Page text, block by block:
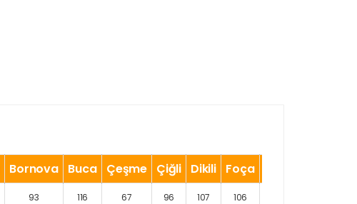
Bornova Buca Çeşme Çiğli Dikili Foça
93 116 67 96 107 106